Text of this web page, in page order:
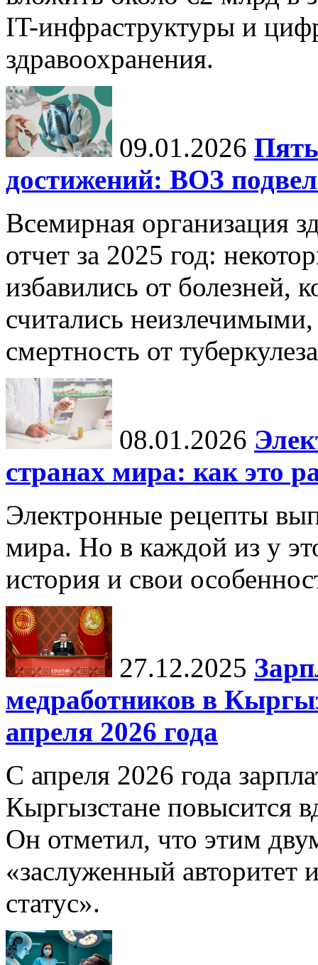
IT-инфраструктуры и
здравоохранения.
09.01.2026
достижений: ВОЗ
Всемирная организация
отчет за 2025 год:
избавились от болезней,
считались неизлечимыми,
смертность от
08.01.2026
странах мира: как это
Электронные рецепты
мира. Но в каждой из у
история и свои
27.12.2025
медработников в
апреля 2026 года
С апреля 2026 года
Кыргызстане повысится
Он отметил, что этим
«заслуженный
статус».